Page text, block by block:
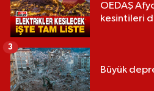
OEDAŞ
kesintileri
Büyük
3